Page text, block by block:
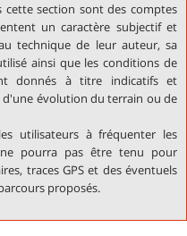
cette section sont des comptes
un caractère subjectif et
technique de leur auteur, sa
ainsi que les conditions de
donnés à titre indicatifs et
d'une évolution du terrain ou de
utilisateurs à fréquenter les
pourra pas être tenu pour
traces GPS et des éventuels
proposés.